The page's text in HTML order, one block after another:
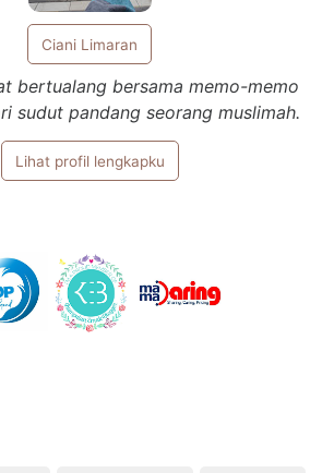
Ciani Limaran
bertualang bersama memo-memo
sudut pandang seorang muslimah.
Lihat profil lengkapku